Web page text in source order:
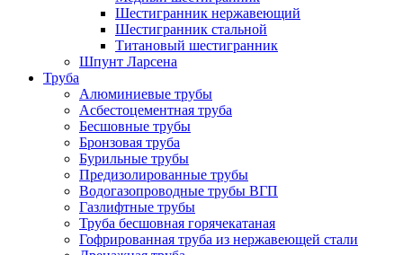
Шестигранник нержавеющий
Шестигранник стальной
Титановый шестигранник
Шпунт Ларсена
Труба
Алюминиевые трубы
Асбестоцементная труба
Бесшовные трубы
Бронзовая труба
Бурильные трубы
Предизолированные трубы
Водогазопроводные трубы ВГП
Газлифтные трубы
Труба бесшовная горячекатаная
Гофрированная труба из нержавеющей стали